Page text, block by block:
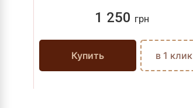
1 250 грн
Купить в 1 клик